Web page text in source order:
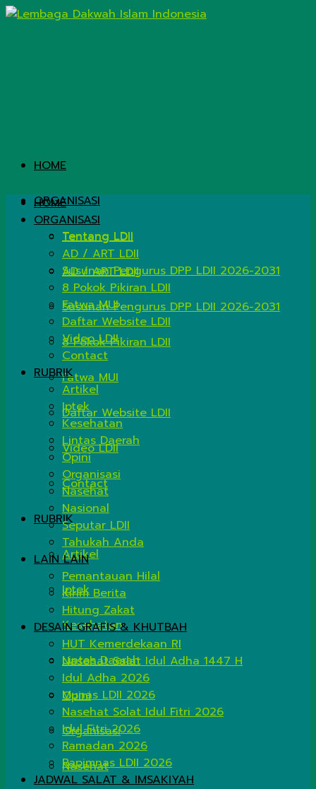
HOME
ORGANISASI
Tentang LDII
AD / ART LDII
Susunan Pengurus DPP LDII 2026-2031
8 Pokok Pikiran LDII
Fatwa MUI
Daftar Website LDII
Video LDII
Contact
RUBRIK
Artikel
Iptek
Kesehatan
Lintas Daerah
Opini
Organisasi
Nasehat
HOME
ORGANISASI
Tentang LDII
AD / ART LDII
Susunan Pengurus DPP LDII 2026-2031
8 Pokok Pikiran LDII
Fatwa MUI
Daftar Website LDII
Video LDII
Contact
RUBRIK
Artikel
Iptek
Kesehatan
Lintas Daerah
Opini
Organisasi
Nasehat
Nasional
Seputar LDII
Tahukah Anda
LAIN LAIN
Pemantauan Hilal
Kirim Berita
Hitung Zakat
DESAIN GRAFIS & KHUTBAH
HUT Kemerdekaan RI
Nasehat Salat Idul Adha 1447 H
Idul Adha 2026
Munas LDII 2026
Nasehat Solat Idul Fitri 2026
Idul Fitri 2026
Ramadan 2026
Rapimnas LDII 2026
JADWAL SALAT & IMSAKIYAH